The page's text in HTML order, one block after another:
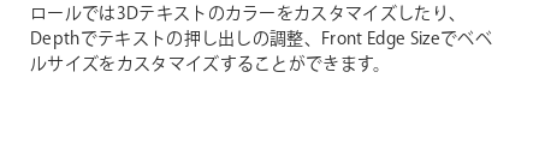
ロールでは3Dテキストのカラーをカスタマイズしたり、
Depthでテキストの押し出しの調整、Front Edge Sizeでベベ
ルサイズをカスタマイズすることができます。